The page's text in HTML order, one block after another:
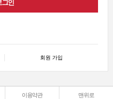
회원 가입
이용약관 맨위로